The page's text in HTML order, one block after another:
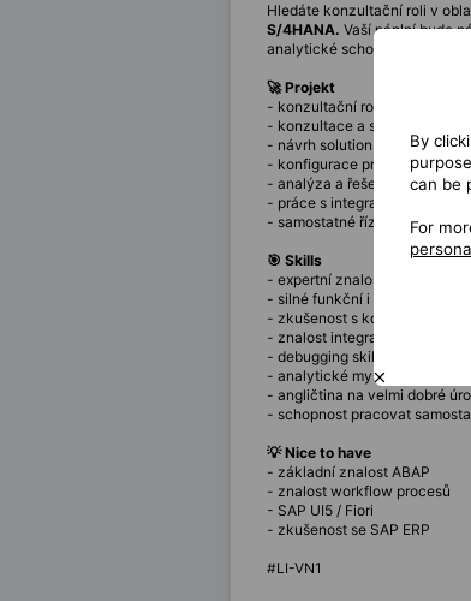
Hledáte konzultační roli v
S/4HANA. Vaší náplní bude
analytické schopnosti.
🚀 Projekt
- konzultační role se
- konzultace a support v
- návrh solution designu a
- konfigurace pricingu a BRIM
- analýza a řešení incidentů
- práce s integračními scénáři
- samostatné řízení svěřené
🎯 Skills
- expertní znalost SAP BRIM –
- silné funkční i technické
- zkušenost s konfigurací SAP
- znalost integračních procesů
- debugging skills
- analytické myšlení
- angličtina na velmi dobré
- schopnost pracovat
💡 Nice to have
- základní znalost ABAP
- znalost workflow procesů
- SAP UI5 / Fiori
- zkušenost se SAP ERP
#LI-VN1
By
can be
For